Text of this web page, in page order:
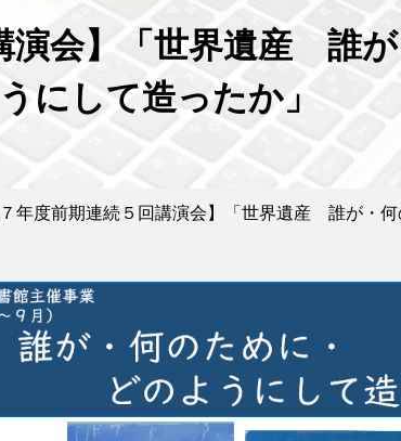
演会】「世界遺産 誰
うにして造ったか」
７年度前期連続５回講演会】「世界遺産 誰が・何